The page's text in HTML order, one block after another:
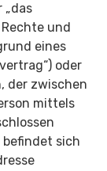
„das
und
eines
oder
der zwischen
mittels
befindet sich